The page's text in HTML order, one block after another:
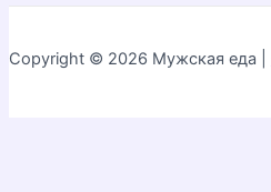
Copyright © 2026 Мужская еда |